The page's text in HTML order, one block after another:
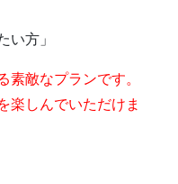
い方」
敵なプランです。
楽しんでいただけま